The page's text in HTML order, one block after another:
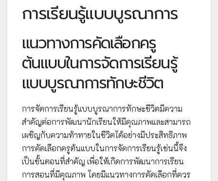
การเรียนรู้แบบบูรณาการ
แนวทางการคัดเลือกครู
ต้นแบบในการจัดการเรียนรู้
แบบบูรณาการทักษะชีวิต
การจัดการเรียนรู้แบบบูรณาการทักษะชีวิตมีความ
สำคัญต่อการพัฒนานักเรียนให้มีคุณภาพและสามารถ
เผชิญกับความท้าทายในชีวิตได้อย่างมีประสิทธิภาพ
การคัดเลือกครูต้นแบบในการจัดการเรียนรู้เช่นนี้จึง
เป็นขั้นตอนที่สำคัญ เพื่อให้เกิดการพัฒนาการเรียน
การสอนที่มีคุณภาพ โดยมีแนวทางการคัดเลือกที่ควร